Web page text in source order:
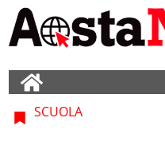
SCUOLA